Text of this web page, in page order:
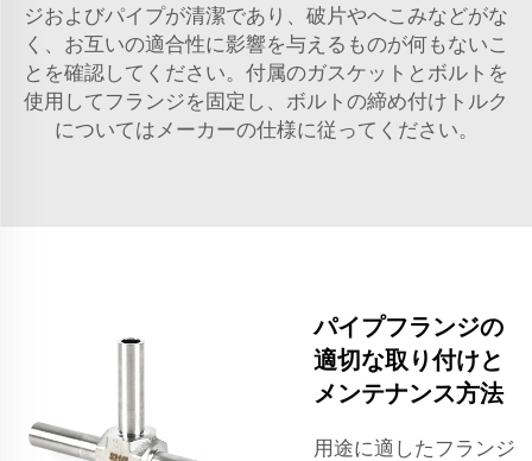
ジおよびパイプが清潔であり、破片やへこみなどがな
く、お互いの適合性に影響を与えるものが何もないこ
とを確認してください。付属のガスケットとボルトを
使用してフランジを固定し、ボルトの締め付けトルク
についてはメーカーの仕様に従ってください。
パイプフランジの
適切な取り付けと
メンテナンス方法
用途に適したフランジ